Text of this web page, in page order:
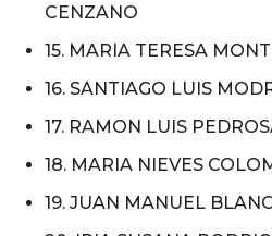
CENZANO
15. MARIA TERESA
16. SANTIAGO LUIS
17. RAMON LUIS
18. MARIA NIEVES
19. JUAN MANUEL